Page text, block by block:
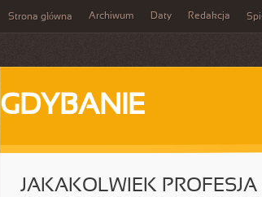
Strona główna Archiwum Daty Redakcja
GDYBANIE
JAKAKOLWIEK